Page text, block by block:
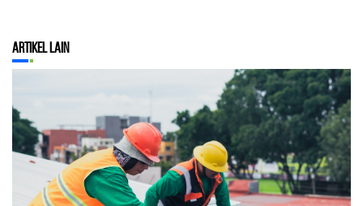
Artikel Lain